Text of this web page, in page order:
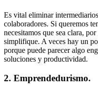
Es vital eliminar
colaboradores. Si queremos
necesitamos que sea clara,
simplifique. A veces hay un
porque puede parecer algo
soluciones y productividad.
2. Emprendedurismo.